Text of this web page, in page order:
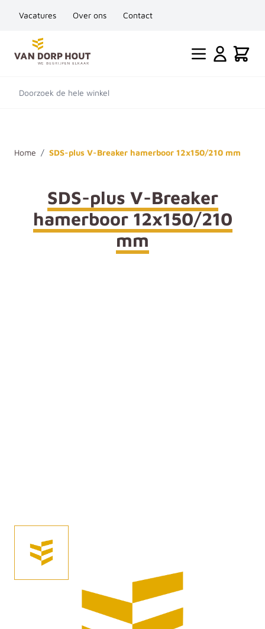
Vacatures Over ons Contact
Ga naar de inhoud
Cart
Doorzoek de hele winkel
Home / SDS-plus V-Breaker hamerboor 12x150/210 mm
SDS-plus V-Breaker
hamerboor 12x150/210
mm
De SDS-plus V-Breaker hamerboor 12x150/210 mm is
een hoogwaardige boor, speciaal ontworpen voor
krachtig en efficiënt boren in beton, metselwerk en